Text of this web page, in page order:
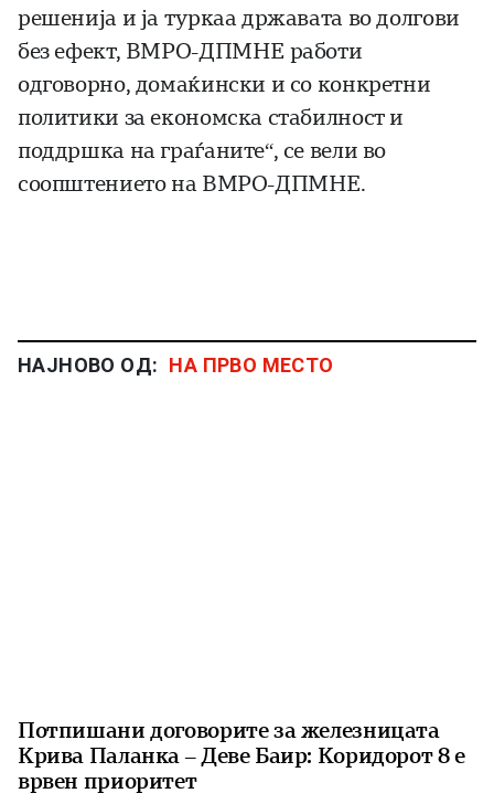
решенија и ја туркаа државата во долгови
без ефект, ВМРО-ДПМНЕ работи
одговорно, домаќински и со конкретни
политики за економска стабилност и
поддршка на граѓаните“, се вели во
соопштението на ВМРО-ДПМНЕ.
НАЈНОВО ОД: НА ПРВО МЕСТО
Потпишани договорите за железницата
Крива Паланка – Деве Баир: Коридорот 8 е
врвен приоритет